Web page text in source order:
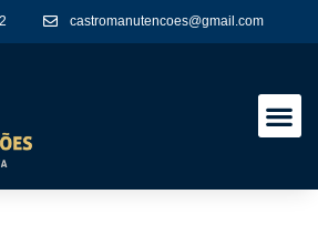
castromanutencoes@gmail.com